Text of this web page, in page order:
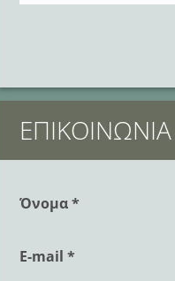
ΕΠΙΚΟΙΝΩΝΊΑ
Όνομα *
E-mail *